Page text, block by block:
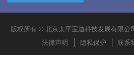
版权所有 © 北京太平宝迪科技发展有限公
法律声明
隐私保护 联系